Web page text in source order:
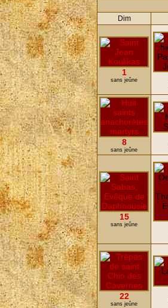
Dim
1
sans jeûne
8
sans jeûne
15
sans jeûne
22
sans jeûne